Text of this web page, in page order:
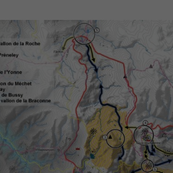
MONT BEUVRAY – BIBRACTE
Le site de Bibracte Mont-
Beuvray, classé au titre des
Sites et Paysages et au titre
des monuments hi...
LA
Le Parc
organisé
syndicat